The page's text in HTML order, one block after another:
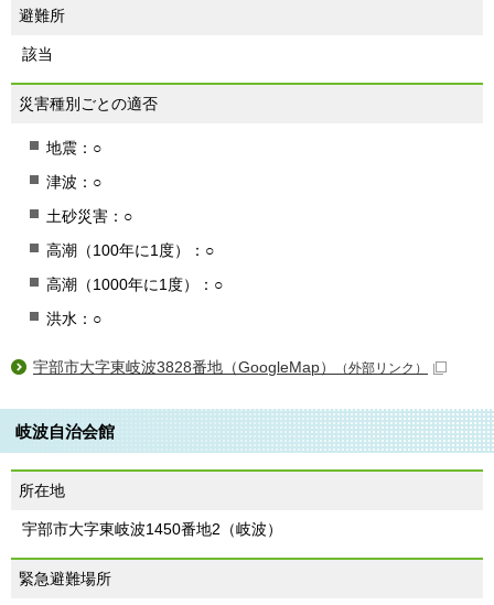
避難所
該当
災害種別ごとの適否
地震：○
津波：○
土砂災害：○
高潮（100年に1度）：○
高潮（1000年に1度）：○
洪水：○
宇部市大字東岐波3828番地（GoogleMap） （外部リンク）
岐波自治会館
所在地
宇部市大字東岐波1450番地2（岐波）
緊急避難場所